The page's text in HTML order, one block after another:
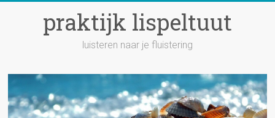
praktijk lispeltuut
luisteren naar je fluistering